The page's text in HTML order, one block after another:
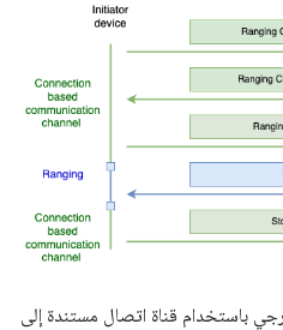
باستخدام قناة اتصال مستندة إلى